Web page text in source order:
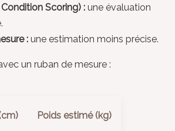
Scoring) : une évaluation
: une estimation moins précise.
un ruban de mesure :
Poids estimé (kg)